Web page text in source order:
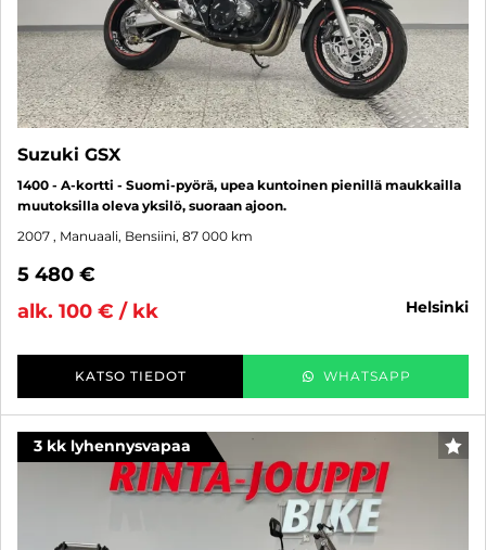
Suzuki GSX
1400 - A-kortti - Suomi-pyörä, upea kuntoinen pienillä maukkailla
muutoksilla oleva yksilö, suoraan ajoon.
2007 , Manuaali, Bensiini, 87 000 km
5 480 €
alk. 100 € / kk
helsinki
KATSO TIEDOT WHATSAPP
3 kk lyhennysvapaa